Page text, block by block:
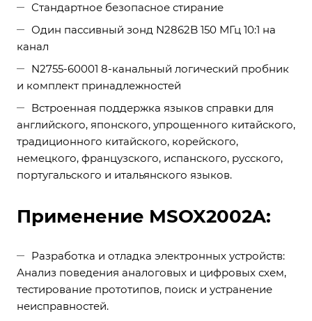
Стандартное безопасное стирание
Один пассивный зонд N2862B 150 МГц 10:1 на
канал
N2755-60001 8-канальный логический пробник
и комплект принадлежностей
Встроенная поддержка языков справки для
английского, японского, упрощенного китайского,
традиционного китайского, корейского,
немецкого, французского, испанского, русского,
португальского и итальянского языков.
Применение MSOX2002A:
Разработка и отладка электронных устройств:
Анализ поведения аналоговых и цифровых схем,
тестирование прототипов, поиск и устранение
неисправностей.